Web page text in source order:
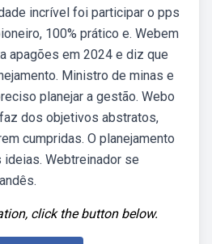
incrível foi participar o pps
100% prático e. Webem
apagões em 2024 e diz que
Ministro de minas e
planejar a gestão. Webo
dos objetivos abstratos,
cumpridas. O planejamento
ideias. Webtreinador se
click the button below.